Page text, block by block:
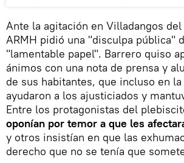
Ante la agitación en Villadangos del
ARMH pidió una "disculpa pública"
"lamentable papel". Barrero quiso
ánimos con una nota de prensa y
de sus habitantes, que incluso en
ayudaron a los ajusticiados y
Entre los protagonistas del
oponían por temor a que les
y otros insistían en que las
derecho que no se tenía que